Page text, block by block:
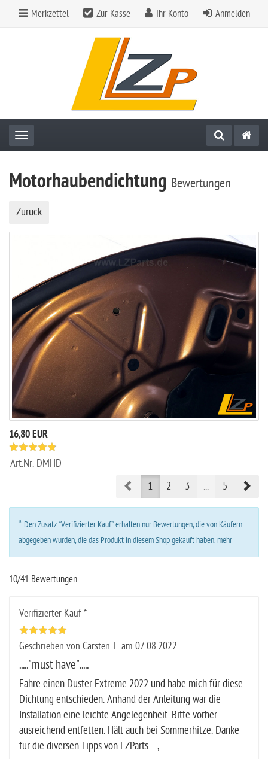
Merkzettel Zur Kasse Ihr Konto Anmelden
Toggle navigation
Motorhaubendichtung Bewertungen
Zurück
16,80 EUR
Art.Nr. DMHD
Prev1 2 3 ... 5
* Den Zusatz “Verifizierter Kauf” erhalten nur Bewertungen, die von Käufern
abgegeben wurden, die das Produkt in diesem Shop gekauft haben.mehr
10/41 Bewertungen
Verifizierter Kauf *
Geschrieben von Carsten T. am 07.08.2022
....."must have".....
Fahre einen Duster Extreme 2022 und habe mich für diese
Dichtung entschieden. Anhand der Anleitung war die
Installation eine leichte Angelegenheit. Bitte vorher
ausreichend entfetten. Hält auch bei Sommerhitze. Danke
für die diversen Tipps von LZParts.....,.